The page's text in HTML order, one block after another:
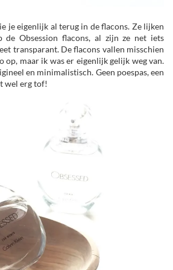
je eigenlijk al terug in de flacons. Ze lijken
de Obsession flacons, al zijn ze net iets
transparant. De flacons vallen misschien
op, maar ik was er eigenlijk gelijk weg van.
en minimalistisch. Geen poespas, een
wel erg tof!